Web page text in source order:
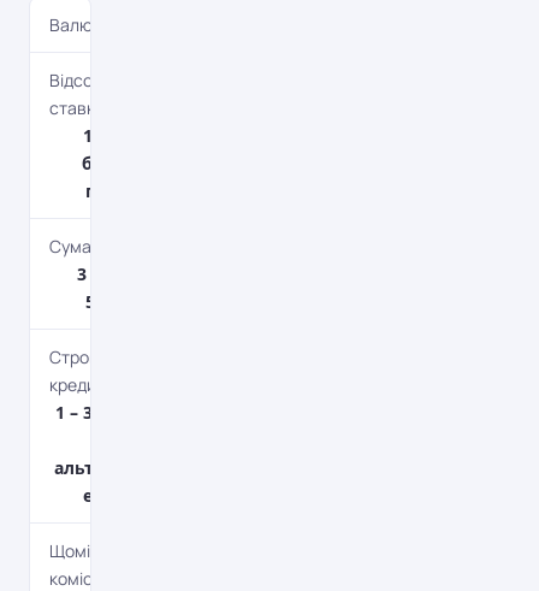
Валюта
Відсоткова
ставка
18.00%23% -
без довідки
про доходи
Сума кредиту
3 000 грн. – 1
500 000 грн.
Строк
кредитування
1 – 36 міс.До 48
альтернативну
енергетику.
Щомісячна
комісія